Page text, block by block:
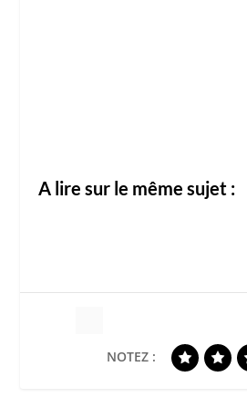
A lire sur le même sujet :
NOTEZ :